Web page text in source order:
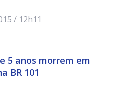
/ 12h11
5 anos morrem em
BR 101